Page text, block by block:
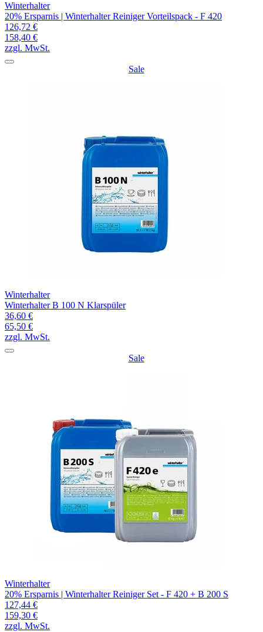
Winterhalter
20% Ersparnis | Winterhalter Reiniger Vorteilspack - F 420
126,72 €
158,40 €
zzgl. MwSt.
Sale
Winterhalter
Winterhalter B 100 N Klarspüler
36,60 €
65,50 €
zzgl. MwSt.
Sale
Winterhalter
20% Ersparnis | Winterhalter Reiniger Set - F 420 + B 200 S
127,44 €
159,30 €
zzgl. MwSt.